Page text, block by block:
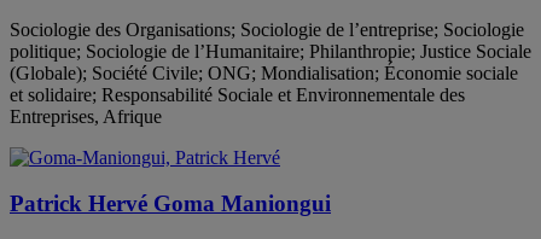
Sociologie des Organisations; Sociologie de l’entreprise; Sociologie
politique; Sociologie de l’Humanitaire; Philanthropie; Justice Sociale
(Globale); Société Civile; ONG; Mondialisation; Économie sociale
et solidaire; Responsabilité Sociale et Environnementale des
Entreprises, Afrique
Patrick Hervé Goma Maniongui